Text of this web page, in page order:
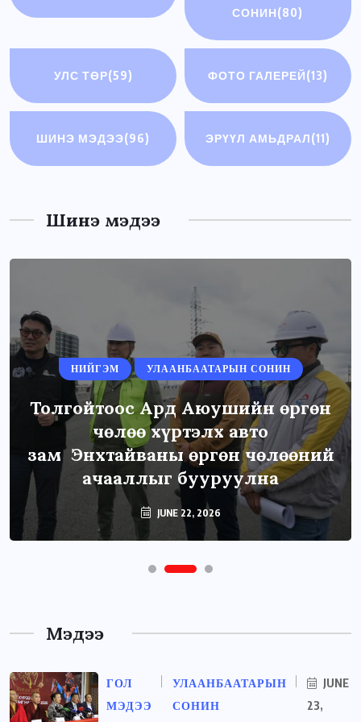
СОНИН(80)
УЛС ТӨР(59) ФОТО ГАЛЕРЕЙ(13)
ШИНЭ МЭДЭЭ(96) ЭРҮҮЛ АМЬДРАЛ(11)
Шинэ мэдээ
НИЙГЭМ УЛААНБААТАРЫН СОНИН
Толгойтоос Ард Аюушийн өргөн
чөлөө хүртэлх авто
зам Энхтайваны өргөн чөлөөний
ачааллыг бууруулна
JUNE 22, 2026
Мэдээ
ГОЛ
МЭДЭЭ
УЛААНБААТАРЫН
СОНИН
JUNE
23,